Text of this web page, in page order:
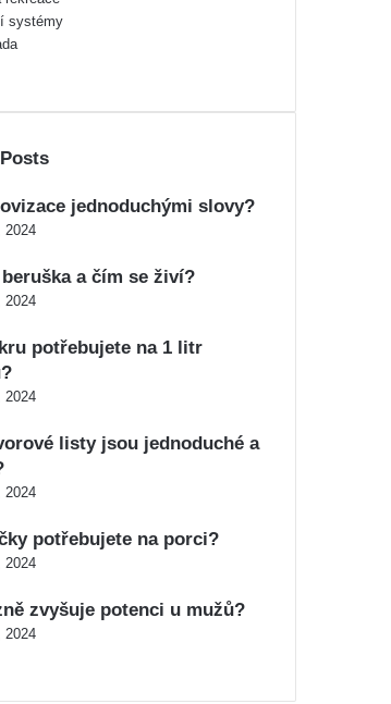
systémy
jednoduchými slovy?
2024
a čím se živí?
2024
potřebujete na 1 litr
2024
listy jsou jednoduché a
2024
potřebujete na porci?
2024
zvyšuje potenci u mužů?
2024